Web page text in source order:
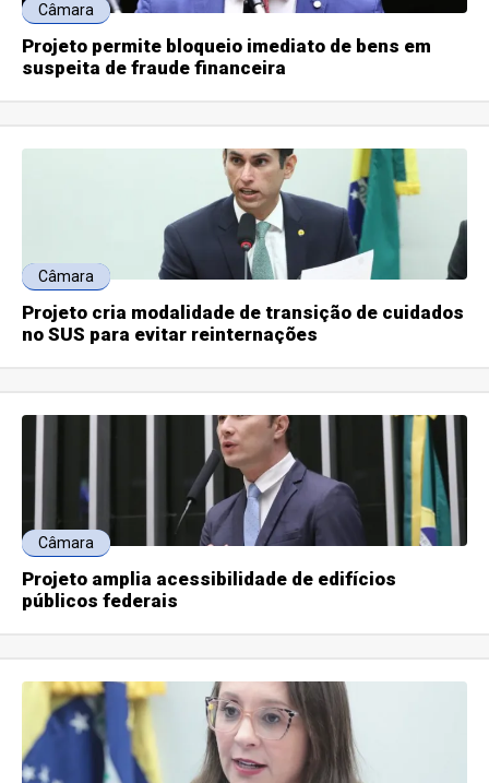
Câmara
Projeto permite bloqueio imediato de bens em
suspeita de fraude financeira
Câmara
Projeto cria modalidade de transição de cuidados
no SUS para evitar reinternações
Câmara
Projeto amplia acessibilidade de edifícios
públicos federais